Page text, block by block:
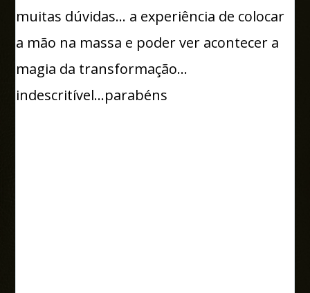
muitas dúvidas... a experiência de colocar
a mão na massa e poder ver acontecer a
magia da transformação...
indescritível...parabéns